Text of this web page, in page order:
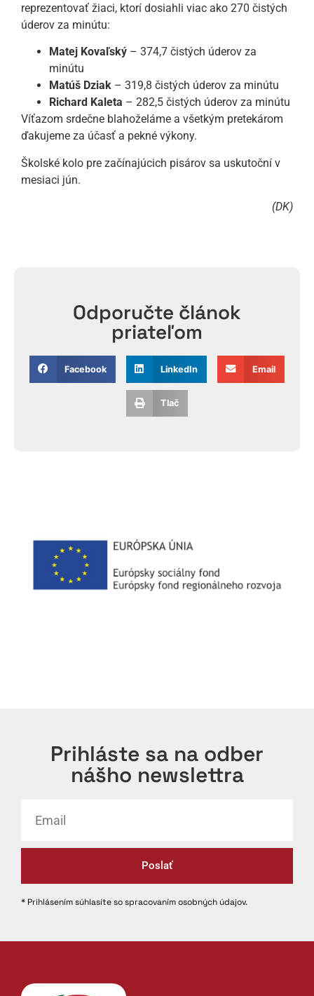
reprezentovať žiaci, ktorí dosiahli viac ako 270 čistých
úderov za minútu:
Matej Kovaľský – 374,7 čistých úderov za
minútu
Matúš Dziak – 319,8 čistých úderov za minútu
Richard Kaleta – 282,5 čistých úderov za minútu
Víťazom srdečne blahoželáme a všetkým pretekárom
ďakujeme za účasť a pekné výkony.
Školské kolo pre začínajúcich pisárov sa uskutoční v
mesiaci jún.
(DK)
Odporučte článok
priateľom
Facebook LinkedIn Email
Tlač
Prihláste sa na odber
nášho newslettra
Poslať
* Prihlásením súhlasíte so spracovaním osobných údajov.